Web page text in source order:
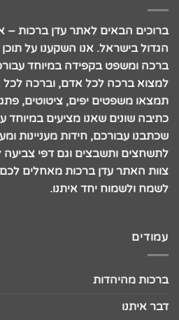
ברוכים הבאים לאתר עדן ברכות
הגדול בישראל. אנו השקענו על
ברכה ומשפט בקפידה במיוחד
למצוא ברכה לכל אדם, וברכה לכל
תמצאו משפטים יפים, ציטוטים,
כתיבה שונים שאנו מציעים במיוחד
שכתבנו עבורכם, חידות מעניינות
לתשחצים ותשבצים וגם דפי צביעה
צוות האתר עדן ברכות מאחלים
לשמח ולשמוח יחד איתנו.
עמודים
ברכות מהיהדות
דבר איתנו